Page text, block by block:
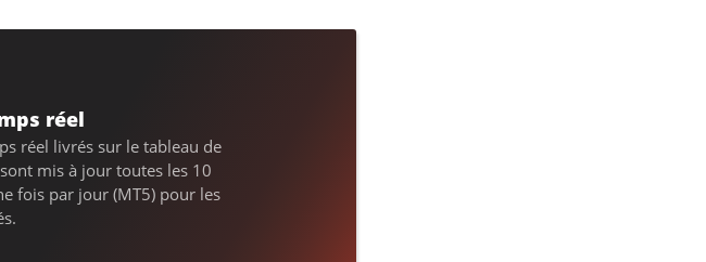
réel
réel livrés sur le tableau de
mis à jour toutes les 10
fois par jour (MT5) pour les